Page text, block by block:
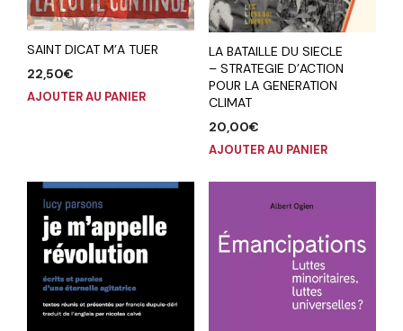
SAINT DICAT M’A TUER
22,50€
AJOUTER AU PANIER
LA BATAILLE DU SIECLE
– STRATEGIE D’ACTION
POUR LA GENERATION
CLIMAT
20,00€
AJOUTER AU PANIER